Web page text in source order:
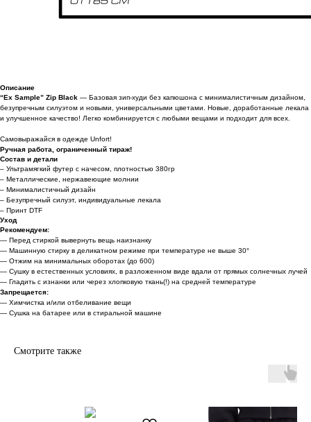
Описание
“Ex Sample” Zip Black — Базовая зип-худи без капюшона с минималистичным дизайном,
безупречным силуэтом и новыми, универсальными цветами. Новые, доработанные лекала
и улучшенное качество! Легко комбинируется с любыми вещами и подходит для всех.
Самовыражайся в одежде Unfort!
Ручная работа, ограниченный тираж!
Состав и детали
– Ультрамягкий футер с начесом, плотностью 380гр
– Металлические, нержавеющие молнии
– Минималистичный дизайн
– Безупречный силуэт, индивидуальные лекала
– Принт DTF
Уход
Рекомендуем:
— Перед стиркой вывернуть вещь наизнанку
— Машинную стирку в деликатном режиме при температуре не выше 30°
— Отжим на минимальных оборотах (до 600)
— Сушку в естественных условиях, в разложенном виде вдали от прямых солнечных лучей
— Гладить с изнанки или через хлопковую ткань(!) на средней температуре
Запрещается:
— Химчистка и/или отбеливание вещи
— Сушка на батарее или в стиральной машине
Смотрите также
support@unfort.ru
Каталог
Доставка
О нас
Договор оферты
Поддержка
Политика конфиденциальности